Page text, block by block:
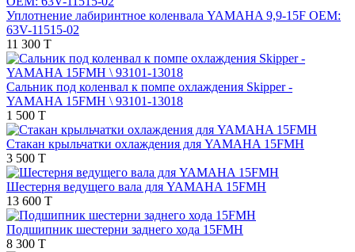
Уплотнение лабиринтное коленвала YAMAHA 9,9-15F OEM:
63V-11515-02
11 300 T
Сальник под коленвал к помпе охлаждения Skipper -
YAMAHA 15FMH \ 93101-13018
1 500 T
Стакан крыльчатки охлаждения для YAMAHA 15FMH
3 500 T
Шестерня ведущего вала для YAMAHA 15FMH
13 600 T
Подшипник шестерни заднего хода 15FMH
8 300 T